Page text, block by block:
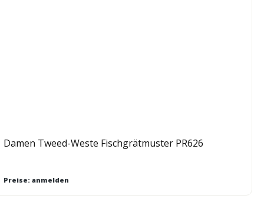
Damen Tweed-Weste Fischgrätmuster PR626
Preise: anmelden